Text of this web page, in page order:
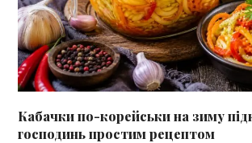
Кабачки по-корейськи на зиму
господинь простим рецептом